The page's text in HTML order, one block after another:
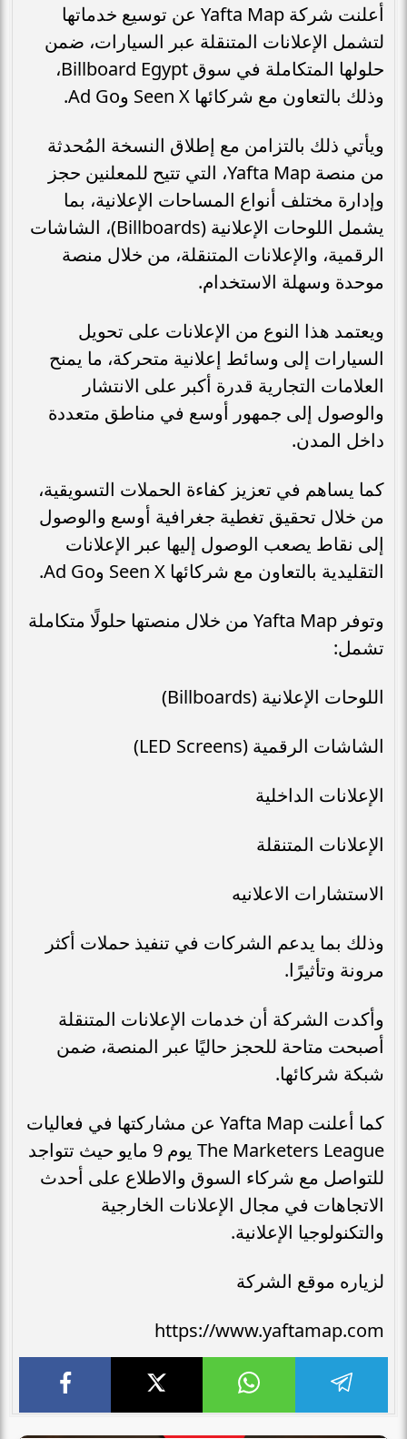
أعلنت شركة Yafta Map عن توسيع خدماتها
لتشمل الإعلانات المتنقلة عبر السيارات، ضمن
حلولها المتكاملة في سوق Billboard Egypt،
وذلك بالتعاون مع شركائها Seen X وAd Go.
ويأتي ذلك بالتزامن مع إطلاق النسخة المُحدثة
من منصة Yafta Map، التي تتيح للمعلنين حجز
وإدارة مختلف أنواع المساحات الإعلانية، بما
يشمل اللوحات الإعلانية (Billboards)، الشاشات
الرقمية، والإعلانات المتنقلة، من خلال منصة
موحدة وسهلة الاستخدام.
ويعتمد هذا النوع من الإعلانات على تحويل
السيارات إلى وسائط إعلانية متحركة، ما يمنح
العلامات التجارية قدرة أكبر على الانتشار
والوصول إلى جمهور أوسع في مناطق متعددة
داخل المدن.
كما يساهم في تعزيز كفاءة الحملات التسويقية،
من خلال تحقيق تغطية جغرافية أوسع والوصول
إلى نقاط يصعب الوصول إليها عبر الإعلانات
التقليدية بالتعاون مع شركائها Seen X وAd Go.
وتوفر Yafta Map من خلال منصتها حلولًا متكاملة
تشمل:
اللوحات الإعلانية (Billboards)
الشاشات الرقمية (LED Screens)
الإعلانات الداخلية
الإعلانات المتنقلة
الاستشارات الاعلانيه
وذلك بما يدعم الشركات في تنفيذ حملات أكثر
مرونة وتأثيرًا.
وأكدت الشركة أن خدمات الإعلانات المتنقلة
أصبحت متاحة للحجز حاليًا عبر المنصة، ضمن
شبكة شركائها.
كما أعلنت Yafta Map عن مشاركتها في فعاليات
The Marketers League يوم 9 مايو حيث تتواجد
للتواصل مع شركاء السوق والاطلاع على أحدث
الاتجاهات في مجال الإعلانات الخارجية
والتكنولوجيا الإعلانية.
لزياره موقع الشركة
https://www.yaftamap.com